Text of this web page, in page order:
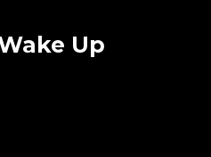
Up